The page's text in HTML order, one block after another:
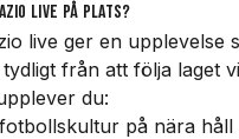
live på plats?
live ger en upplevelse
från att följa laget
du:
på nära håll